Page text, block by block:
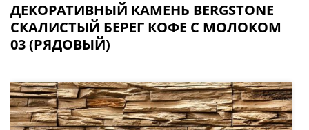
ДЕКОРАТИВНЫЙ КАМЕНЬ BERGSTONE
СКАЛИСТЫЙ БЕРЕГ КОФЕ С МОЛОКОМ
03 (РЯДОВЫЙ)